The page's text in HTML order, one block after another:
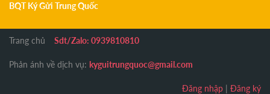
BQT Ký Gửi Trung Quốc
Trang chủ Sdt/Zalo: 0939810810
Phản ánh về dịch vụ: kyguitrungquoc@gmail.com
Đăng nhập | Đăng ký